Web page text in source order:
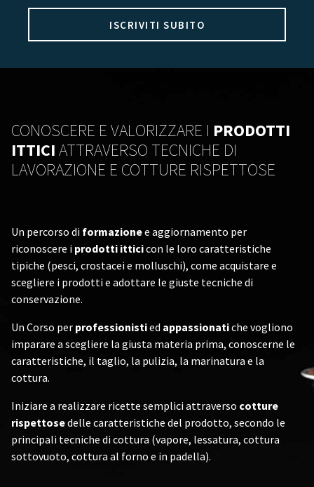
ISCRIVITI SUBITO
CONOSCERE E VALORIZZARE I PRODOTTI
ITTICIATTRAVERSO TECNICHE DI
LAVORAZIONE E COTTURE RISPETTOSE
Un percorso di formazionee aggiornamento per
riconoscere i prodotti itticicon le loro caratteristiche
tipiche (pesci, crostacei e molluschi), come acquistare e
scegliere i prodotti e adottare le giuste tecniche di
conservazione.
Un Corso per professionistied appassionatiche vogliono
imparare a scegliere la giusta materia prima, conoscerne le
caratteristiche, il taglio, la pulizia, la marinatura e la
cottura.
Iniziare a realizzare ricette semplici attraverso cotture
rispettosedelle caratteristiche del prodotto, secondo le
principali tecniche di cottura (vapore, lessatura, cottura
sottovuoto, cottura al forno e in padella).